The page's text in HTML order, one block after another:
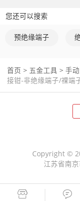
您还可以搜索
预绝缘端子
首页 > 五金工具 > 手
接钳-非绝缘端子/祼端
Copyright ©
江苏省南